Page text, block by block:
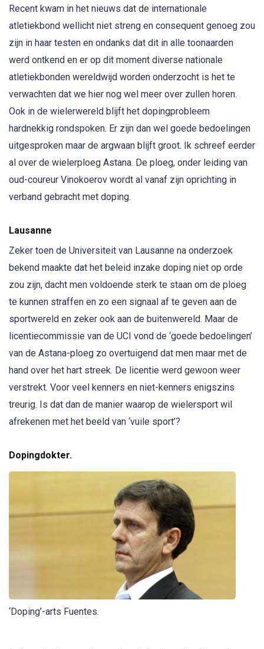
Recent kwam in het nieuws dat de internationale
atletiekbond wellicht niet streng en consequent genoeg zou
zijn in haar testen en ondanks dat dit in alle toonaarden
werd ontkend en er op dit moment diverse nationale
atletiekbonden wereldwijd worden onderzocht is het te
verwachten dat we hier nog wel meer over zullen horen.
Ook in de wielerwereld blijft het dopingprobleem
hardnekkig rondspoken. Er zijn dan wel goede bedoelingen
uitgesproken maar de argwaan blijft groot. Ik schreef eerder
al over de wielerploeg Astana. De ploeg, onder leiding van
oud-coureur Vinokoerov wordt al vanaf zijn oprichting in
verband gebracht met doping.
Lausanne
Zeker toen de Universiteit van Lausanne na onderzoek
bekend maakte dat het beleid inzake doping niet op orde
zou zijn, dacht men voldoende sterk te staan om de ploeg
te kunnen straffen en zo een signaal af te geven aan de
sportwereld en zeker ook aan de buitenwereld. Maar de
licentiecommissie van de UCI vond de ‘goede bedoelingen’
van de Astana-ploeg zo overtuigend dat men maar met de
hand over het hart streek. De licentie werd gewoon weer
verstrekt. Voor veel kenners en niet-kenners enigszins
treurig. Is dat dan de manier waarop de wielersport wil
afrekenen met het beeld van ‘vuile sport’?
Dopingdokter.
‘Doping’-arts Fuentes.